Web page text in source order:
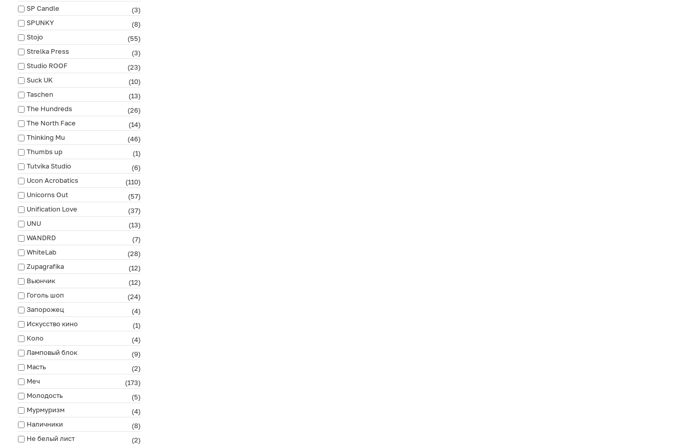
SP Candle
(3)
SPUNKY
(8)
Stojo
(55)
Strelka Press
(3)
Studio ROOF
(23)
Suck UK
(10)
Taschen
(13)
The Hundreds
(26)
The North Face
(14)
Thinking Mu
(46)
Thumbs up
(1)
Tutvika Studio
(6)
Ucon Acrobatics
(110)
Unicorns Out
(57)
Unification Love
(37)
UNU
(13)
WANDRD
(7)
WhiteLab
(28)
Zupagrafika
(12)
Вьюнчик
(12)
Гоголь шоп
(24)
Запорожец
(4)
Искусство кино
(1)
Коло
(4)
Ламповый блок
(9)
Масть
(2)
Меч
(173)
Молодость
(5)
Мурмуризм
(4)
Наличники
(8)
Не белый лист
(2)